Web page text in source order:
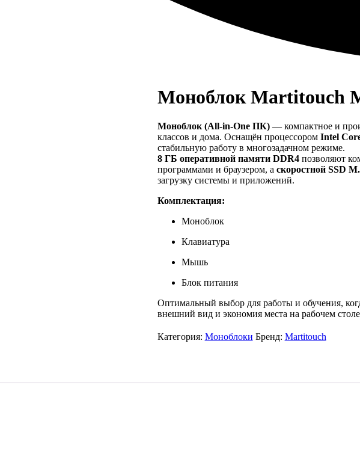
Моноблок Martitouch
Моноблок (All-in-One ПК)— компактное и
классов и дома. Оснащён процессором Intel
стабильную работу в многозадачном режиме.
8 ГБ оперативной памяти DDR4позволяют
программами и браузером, а скоростной SSD
загрузку системы и приложений.
Комплектация:
Моноблок
Клавиатура
Мышь
Блок питания
Оптимальный выбор для работы и обучения,
внешний вид и экономия места на рабочем
Категория: Моноблоки Бренд: Martitouch